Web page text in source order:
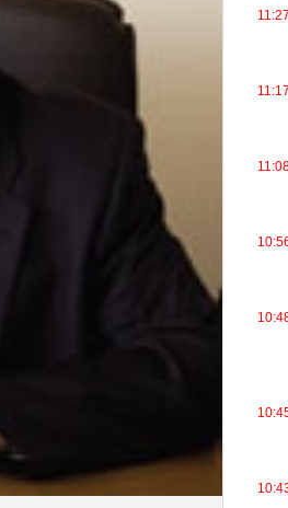
11:27
11:17